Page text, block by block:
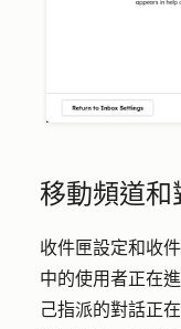
移動頻道和
收件匣設定和收
中的使用者正在
己指派的對話正